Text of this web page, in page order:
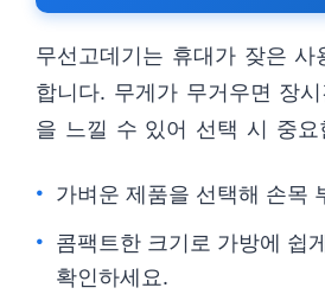
무선고데기는 휴대가 잦은 사
합니다. 무게가 무거우면 장
을 느낄 수 있어 선택 시 중요
가벼운 제품을 선택해 손목
콤팩트한 크기로 가방에 쉽
확인하세요.